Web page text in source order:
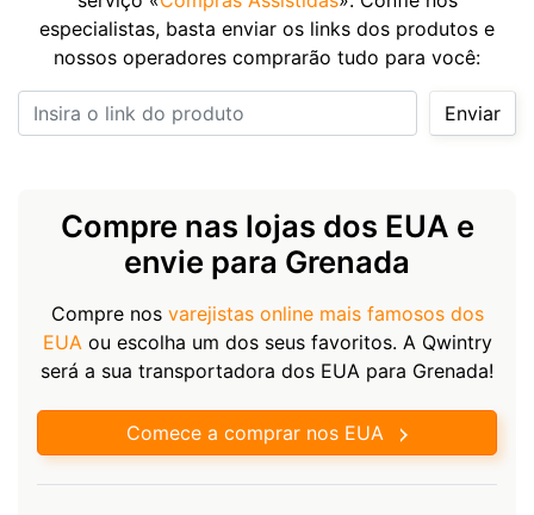
especialistas, basta enviar os links dos produtos e
nossos operadores comprarão tudo para você:
Insira o link do produto
Enviar
Compre nas lojas dos EUA e
envie para Grenada
Compre nos varejistas online mais famosos dos
EUAou escolha um dos seus favoritos. A Qwintry
será a sua transportadora dos EUA para Grenada!
Comece a comprar nos EUA